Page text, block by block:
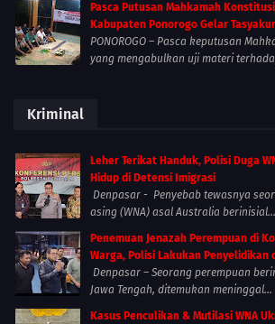
Pasca Putusan Mahkamah
Kabupaten Ponorogo Gelar
PONOROGO – Pasca keputusan
yang mengabulkan uji materi
Kriminal
Leher Terikat Handuk, Polisi Duga
Hidup di Detensi Imigrasi
Denpasar - Penyebab tewasnya
asing (WNA) asal Australia berinisial...
Penemuan Jenazah Perempuan di
Warga, Polisi Lakukan Penyelidikan
Denpasar – Seorang perempuan
Jawa Tengah, ditemukan meninggal...
Kasus Penculikan & Mutilasi WNA